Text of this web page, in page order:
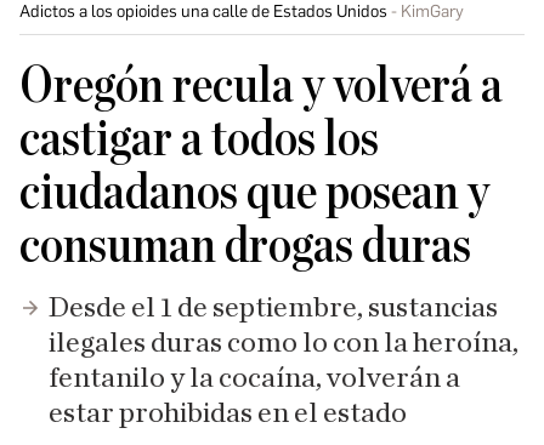
Adictos a los opioides una calle de Estados Unidos KimGary
Oregón recula y volverá a
castigar a todos los
ciudadanos que posean y
consuman drogas duras
Desde el 1 de septiembre, sustancias
ilegales duras como lo con la heroína,
fentanilo y la cocaína, volverán a
estar prohibidas en el estado